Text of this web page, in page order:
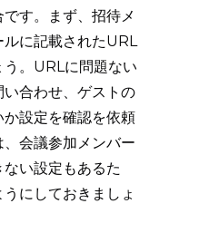
す。まず、招待メ
ルに記載されたURL
。URLに問題ない
合わせ、ゲストの
設定を確認を依頼
会議参加メンバー
い設定もあるた
にしておきましょ